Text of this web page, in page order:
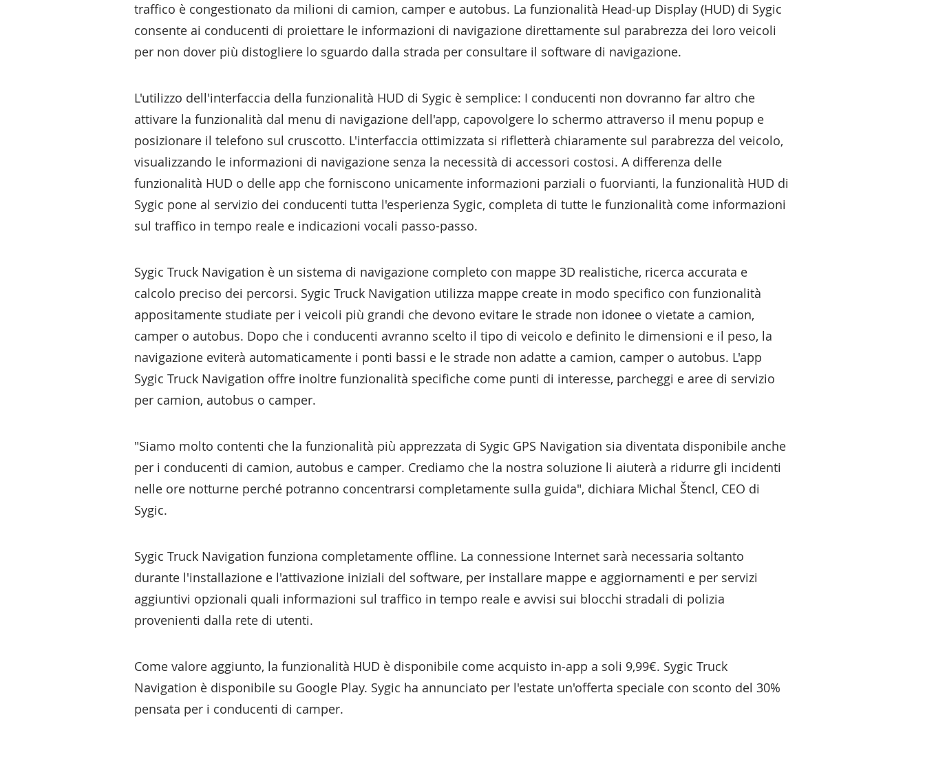
traffico è congestionato da milioni di camion, camper e autobus. La funzionalità Head-up Display (HUD) di Sygic
consente ai conducenti di proiettare le informazioni di navigazione direttamente sul parabrezza dei loro veicoli
per non dover più distogliere lo sguardo dalla strada per consultare il software di navigazione.
L'utilizzo dell'interfaccia della funzionalità HUD di Sygic è semplice: I conducenti non dovranno far altro che
attivare la funzionalità dal menu di navigazione dell'app, capovolgere lo schermo attraverso il menu popup e
posizionare il telefono sul cruscotto. L'interfaccia ottimizzata si rifletterà chiaramente sul parabrezza del veicolo,
visualizzando le informazioni di navigazione senza la necessità di accessori costosi. A differenza delle
funzionalità HUD o delle app che forniscono unicamente informazioni parziali o fuorvianti, la funzionalità HUD di
Sygic pone al servizio dei conducenti tutta l'esperienza Sygic, completa di tutte le funzionalità come informazioni
sul traffico in tempo reale e indicazioni vocali passo-passo.
Sygic Truck Navigation è un sistema di navigazione completo con mappe 3D realistiche, ricerca accurata e
calcolo preciso dei percorsi. Sygic Truck Navigation utilizza mappe create in modo specifico con funzionalità
appositamente studiate per i veicoli più grandi che devono evitare le strade non idonee o vietate a camion,
camper o autobus. Dopo che i conducenti avranno scelto il tipo di veicolo e definito le dimensioni e il peso, la
navigazione eviterà automaticamente i ponti bassi e le strade non adatte a camion, camper o autobus. L'app
Sygic Truck Navigation offre inoltre funzionalità specifiche come punti di interesse, parcheggi e aree di servizio
per camion, autobus o camper.
"Siamo molto contenti che la funzionalità più apprezzata di Sygic GPS Navigation sia diventata disponibile anche
per i conducenti di camion, autobus e camper. Crediamo che la nostra soluzione li aiuterà a ridurre gli incidenti
nelle ore notturne perché potranno concentrarsi completamente sulla guida", dichiara Michal Štencl, CEO di
Sygic.
Sygic Truck Navigation funziona completamente offline. La connessione Internet sarà necessaria soltanto
durante l'installazione e l'attivazione iniziali del software, per installare mappe e aggiornamenti e per servizi
aggiuntivi opzionali quali informazioni sul traffico in tempo reale e avvisi sui blocchi stradali di polizia
provenienti dalla rete di utenti.
Come valore aggiunto, la funzionalità HUD è disponibile come acquisto in-app a soli 9,99€. Sygic Truck
Navigation è disponibile su Google Play. Sygic ha annunciato per l'estate un'offerta speciale con sconto del 30%
pensata per i conducenti di camper.